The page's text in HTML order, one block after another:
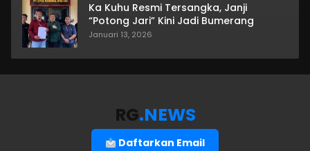
Ka Kuhu Resmi Tersangka, Janji
“Potong Jari” Kini Jadi Bumerang
Januari 13, 2026
RG.NEWS
Daftarkan Email